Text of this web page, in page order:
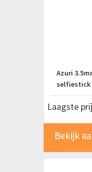
Azuri
selfiestick
Laagste
Bekijk